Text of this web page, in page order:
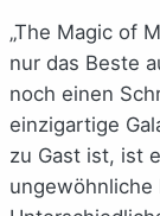
„The Magic of
nur das Beste
noch einen
einzigartige
zu Gast ist, ist
ungewöhnliche